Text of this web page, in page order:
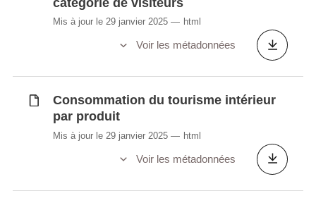
Mis à jour le 29 janvier 2025 html
Voir les métadonnées
Consommation du tourisme intérieur
par produit
Mis à jour le 29 janvier 2025 html
Voir les métadonnées